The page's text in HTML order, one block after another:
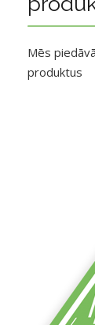
Mēs
produktus